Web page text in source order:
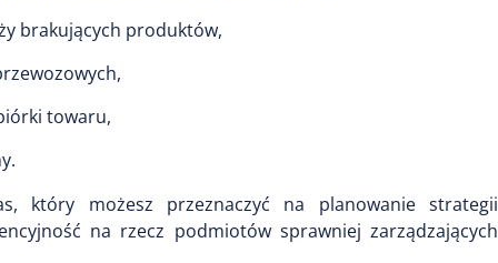
brakujących produktów,
towaru,
który możesz przeznaczyć na planowanie strategii
na rzecz podmiotów sprawniej zarządzających